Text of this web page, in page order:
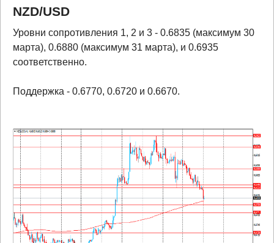
NZD/USD
Уровни сопротивления 1, 2 и 3 - 0.6835 (максимум 30
марта), 0.6880 (максимум 31 марта), и 0.6935
соответственно.
Поддержка - 0.6770, 0.6720 и 0.6670.